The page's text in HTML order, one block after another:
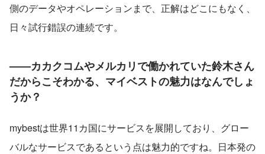
側のデータやオペレーションまで、正解はどこにもなく、
日々試行錯誤の連続です。
——カカクコムやメルカリで働かれていた鈴木さん
だからこそわかる、マイベストの魅力はなんでしょ
うか？
mybestは世界11カ国にサービスを展開しており、グロー
バルなサービスであるという点は魅力的ですね。日本発の